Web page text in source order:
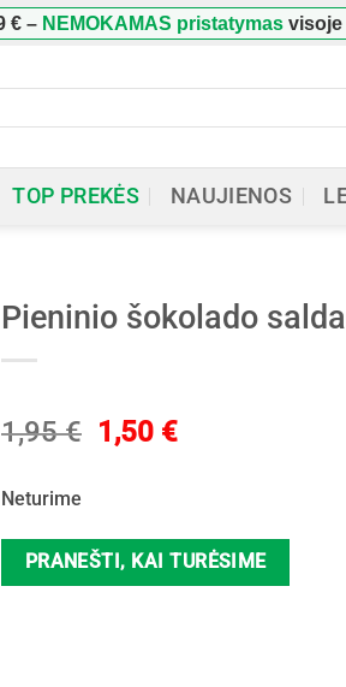
pristatymasvisoje
TOP PREKĖS NAUJIENOS
Pieninio šokolado
1,95€ Original
1,50 €Current
Neturime
PRANEŠTI, KAI TURĖSIME